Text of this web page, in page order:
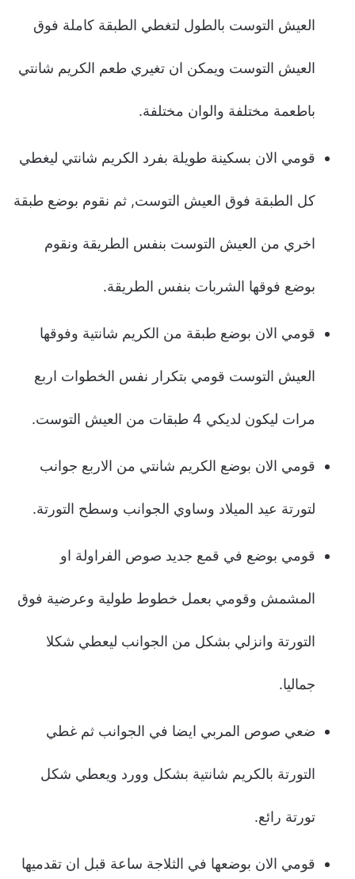
العيش التوست بالطول لتغطي الطبقة كاملة فوق
العيش التوست ويمكن ان تغيري طعم الكريم شانتي
باطعمة مختلفة والوان مختلفة.
قومي الان بسكينة طويلة بفرد الكريم شانتي ليغطي
كل الطبقة فوق العيش التوست, ثم نقوم بوضع طبقة
اخري من العيش التوست بنفس الطريقة ونقوم
بوضع فوقها الشربات بنفس الطريقة.
قومي الان بوضع طبقة من الكريم شانتية وفوقها
العيش التوست قومي بتكرار نفس الخطوات اربع
مرات ليكون لديكي 4 طبقات من العيش التوست.
قومي الان بوضع الكريم شانتي من الاربع جوانب
لتورتة عيد الميلاد وساوي الجوانب وسطح التورتة.
قومي بوضع في قمع جديد صوص الفراولة او
المشمش وقومي بعمل خطوط طولية وعرضية فوق
التورتة وانزلي بشكل من الجوانب ليعطي شكلا
جماليا.
ضعي صوص المربي ايضا في الجوانب ثم غطي
التورتة بالكريم شانتية بشكل وورد ويعطي شكل
تورتة رائع.
قومي الان بوضعها في الثلاجة ساعة قبل ان تقدميها